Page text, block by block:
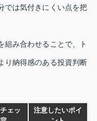
では気付きにくい点を把
組み合わせることで、ト
り納得感のある投資判断
ェッ
注意したいポイ